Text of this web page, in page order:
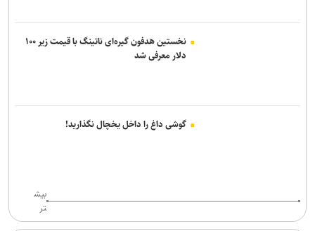
نخستین هدفون گیره‌ای ناتینگ با قیمت زیر ۱۰۰
دلار معرفی شد
گوشی داغ را داخل یخچال نگذارید!
بیش
تر